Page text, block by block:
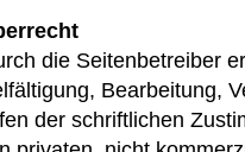
die Seitenbetreiber
Bearbeitung,
der schriftlichen